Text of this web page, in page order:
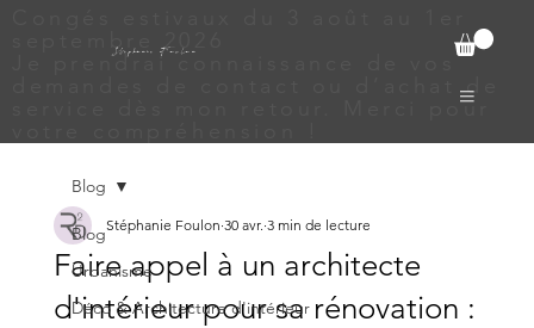
septembre 2026
Je prendrai connaissance de vos
demandes de contact ou d’achat de
service dès mon retour. Merci pour
Stephanie Foulon
Blog
Urbanisme
Déco & Architecture d'intérieur
Blog
Faire appel à un architecte
d'intérieur pour sa rénovation :
Stéphanie Foulon 30 avr. 3 min de lecture